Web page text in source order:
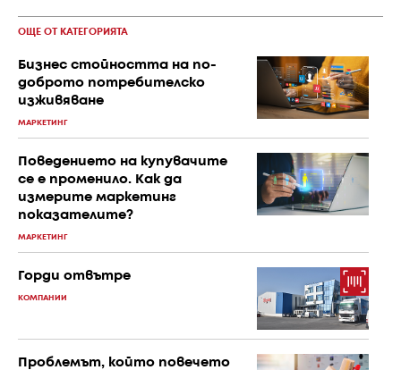
ОЩЕ ОТ КАТЕГОРИЯТА
Бизнес стойността на по-
доброто потребителско
изживяване
МАРКЕТИНГ
Поведението на купувачите
се е променило. Как да
измерите маркетинг
показателите?
МАРКЕТИНГ
Горди отвътре
КОМПАНИИ
Проблемът, който повечето